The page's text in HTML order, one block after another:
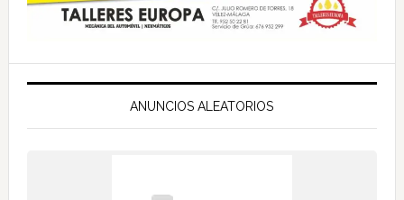
ANUNCIOS ALEATORIOS